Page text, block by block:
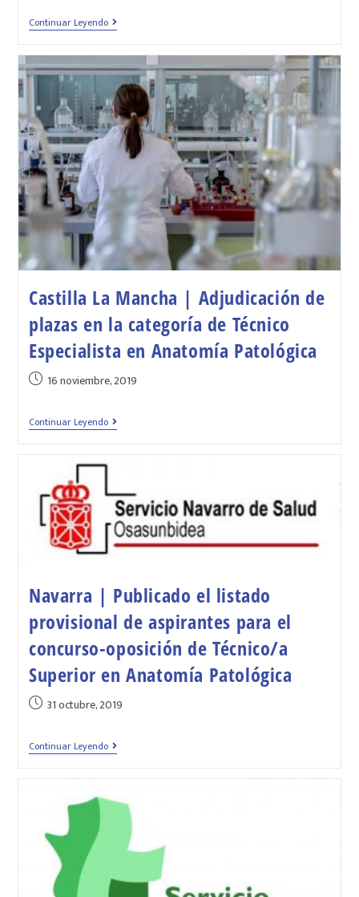
Continuar Leyendo
Castilla La Mancha | Adjudicación de
plazas en la categoría de Técnico
Especialista en Anatomía Patológica
16 noviembre, 2019
Continuar Leyendo
Navarra | Publicado el listado
provisional de aspirantes para el
concurso-oposición de Técnico/a
Superior en Anatomía Patológica
31 octubre, 2019
Continuar Leyendo